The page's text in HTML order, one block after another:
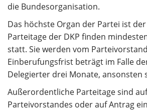
die Bundesorganisation.
Das höchste Organ der Partei ist
Parteitage der DKP finden
statt. Sie werden vom
Einberufungsfrist beträgt im Falle
Delegierter drei Monate, ansonsten
Außerordentliche Parteitage sind
Parteivorstandes oder auf Antrag